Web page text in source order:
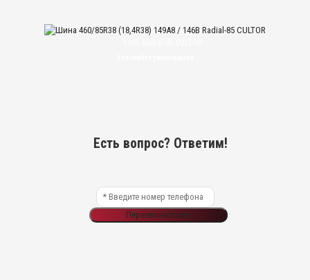
Шина 460/85R38 (18,4R38) 149A8 /
Есть вопрос? Ответим!
Перезвоните мне